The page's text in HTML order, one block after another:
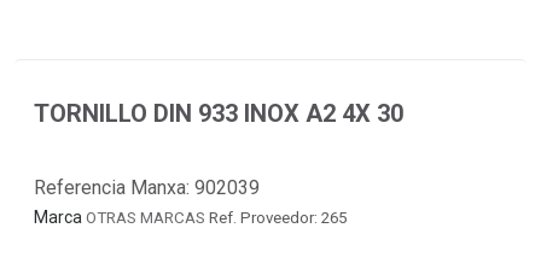
TORNILLO DIN 933 INOX A2 4X 30
Referencia Manxa: 902039
Marca OTRAS MARCAS Ref. Proveedor: 265